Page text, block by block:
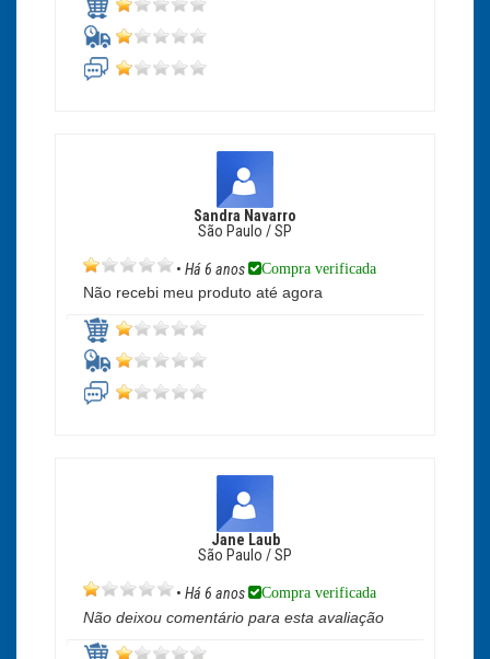
Sandra Navarro
São Paulo / SP
• Há 6 anos Compra verificada
Não recebi meu produto até agora
Jane Laub
São Paulo / SP
• Há 6 anos Compra verificada
Não deixou comentário para esta avaliação